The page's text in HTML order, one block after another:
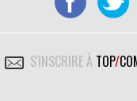
S'INSCRIRE À TOP/